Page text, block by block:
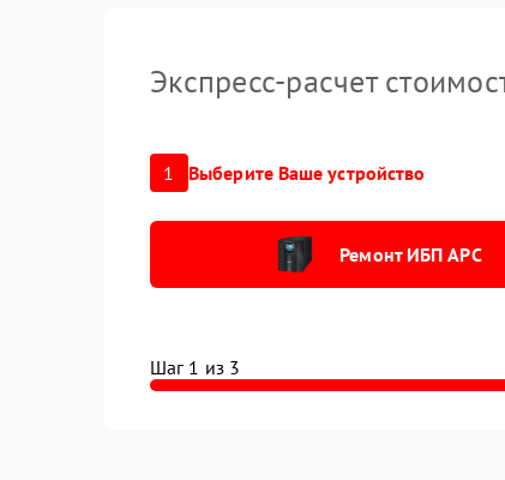
Экспресс-расчет
1 Выберите Ваше устройство
Ремонт ИБП APC
Шаг 1 из 3